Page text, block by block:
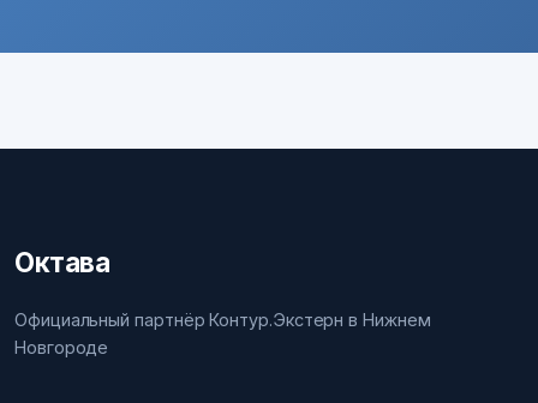
Октава
Официальный партнёр Контур.Экстерн в Нижнем
Новгороде